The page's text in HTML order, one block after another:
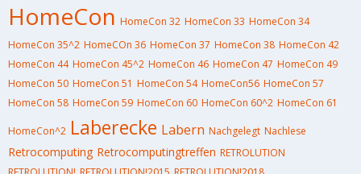
HomeCon HomeCon 32 HomeCon 33 HomeCon 34
HomeCon 35^2 HomeCOn 36 HomeCon 37 HomeCon 38 HomeCon 42
HomeCon 44 HomeCon 45^2 HomeCon 46 HomeCon 47 HomeCon 49
HomeCon 50 HomeCon 51 HomeCon 54 HomeCon56 HomeCon 57
HomeCon 58 HomeCon 59 HomeCon 60 HomeCon 60^2 HomeCon 61
HomeCon^2 Laberecke Labern Nachgelegt Nachlese
Retrocomputing Retrocomputingtreffen RETROLUTION